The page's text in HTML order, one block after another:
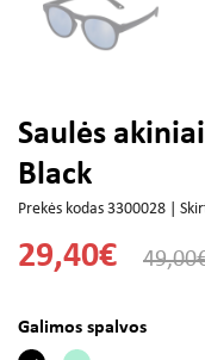
Saulės
Black
Prekės kodas 3300028 |
29,40€
Galimos spalvos